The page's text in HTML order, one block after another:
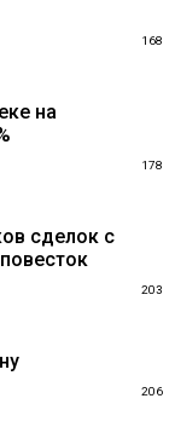
168
на
178
сделок с
203
206